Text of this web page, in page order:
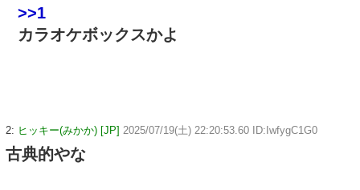
>>1
カラオケボックスかよ
2: ヒッキー(みかか) [JP] 2025/07/19(土) 22:20:53.60 ID:IwfygC1G0
古典的やな